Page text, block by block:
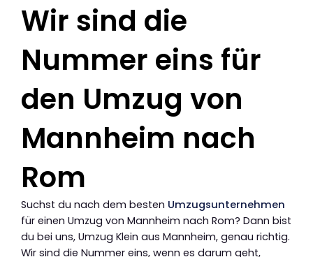
Wir sind die
Nummer eins für
den Umzug von
Mannheim nach
Rom
Suchst du nach dem besten Umzugsunternehmen
für einen Umzug von Mannheim nach Rom? Dann bist
du bei uns, Umzug Klein aus Mannheim, genau richtig.
Wir sind die Nummer eins, wenn es darum geht,